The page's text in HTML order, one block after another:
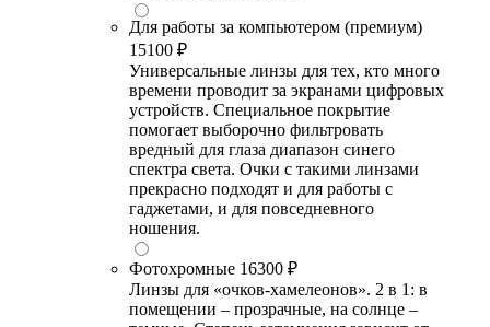
Для работы за компьютером (премиум)
15100 ₽
Универсальные линзы для тех, кто много
времени проводит за экранами цифровых
устройств. Специальное покрытие
помогает выборочно фильтровать
вредный для глаза диапазон синего
спектра света. Очки с такими линзами
прекрасно подходят и для работы с
гаджетами, и для повседневного
ношения.
Фотохромные 16300 ₽
Линзы для «очков-хамелеонов». 2 в 1: в
помещении – прозрачные, на солнце –